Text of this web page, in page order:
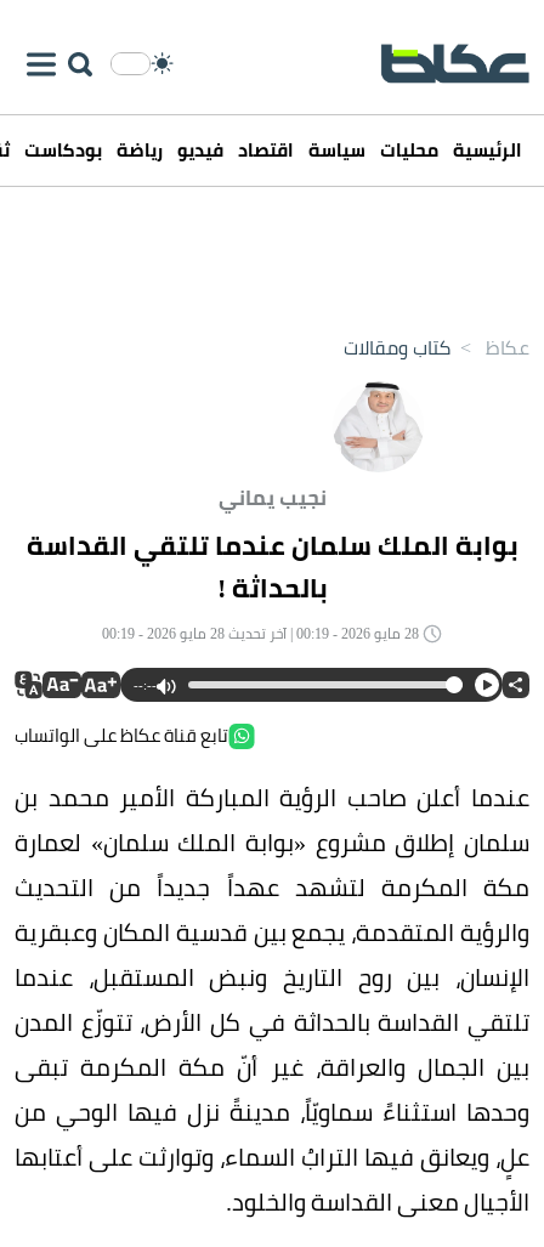
الرئيسية محليات سياسة اقتصاد فيديو رياضة بودكاست
عكاظ > كتاب ومقالات
نجيب يماني
بوابة الملك سلمان عندما تلتقي القداسة
بالحداثة !
--:--
تابع قناة عكاظ على الواتساب
عندما أعلن صاحب الرؤية المباركة الأمير محمد بن
سلمان إطلاق مشروع «بوابة الملك سلمان» لعمارة
مكة المكرمة لتشهد عهداً جديداً من التحديث
والرؤية المتقدمة، يجمع بين قدسية المكان وعبقرية
الإنسان، بين روح التاريخ ونبض المستقبل، عندما
تلتقي القداسة بالحداثة في كل الأرض، تتوزّع المدن
بين الجمال والعراقة، غير أنّ مكة المكرمة تبقى
وحدها استثناءً سماويّاً، مدينةً نزل فيها الوحي من
علٍ، ويعانق فيها الترابُ السماء، وتوارثت على أعتابها
الأجيال معنى القداسة والخلود.